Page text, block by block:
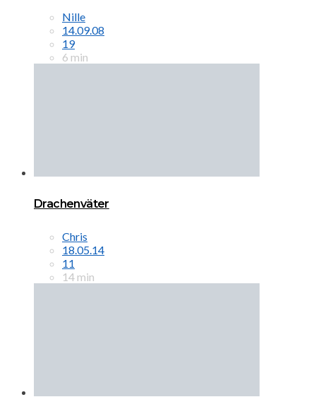
Nille
14.09.08
19
6 min
Drachenväter
Chris
18.05.14
11
14 min